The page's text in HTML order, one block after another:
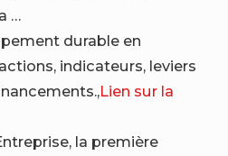
…
durable en
indicateurs, leviers
Lien sur la
la première